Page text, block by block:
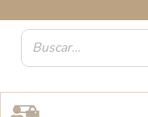
contenido